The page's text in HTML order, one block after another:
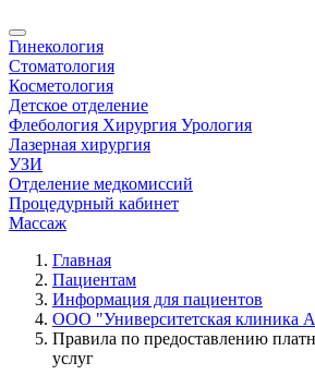
Гинекология
Стоматология
Косметология
Детское отделение
Флебология Хирургия Урология
Лазерная хирургия
УЗИ
Отделение медкомиссий
Процедурный кабинет
Массаж
Главная
Пациентам
Информация для пациентов
ООО "Университетская клиника
Правила по предоставлению
услуг